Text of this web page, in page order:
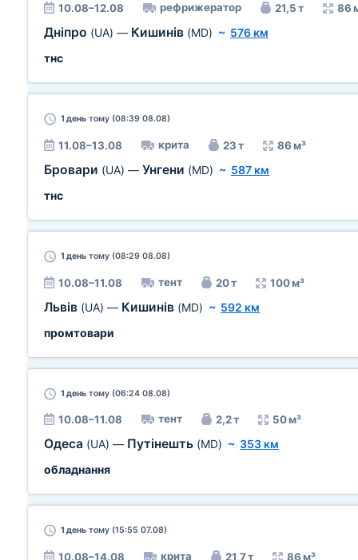
10.08–12.08 рефрижератор 21,5 т 86
Дніпро (UA) — Кишинів (MD) ~ 576 км
тнс
1 день тому (08:39 08.08)
11.08–13.08 крита 23 т 86 м³
Бровари (UA) — Унгени (MD) ~ 587 км
тнс
1 день тому (08:29 08.08)
10.08–11.08 тент 20 т 100 м³
Львів (UA) — Кишинів (MD) ~ 592 км
промтовари
1 день тому (06:24 08.08)
10.08–11.08 тент 2,2 т 50 м³
Одеса (UA) — Путінешть (MD) ~ 353 км
обладнання
1 день тому (15:55 07.08)
10.08–14.08 крита 21,7 т 86 м³